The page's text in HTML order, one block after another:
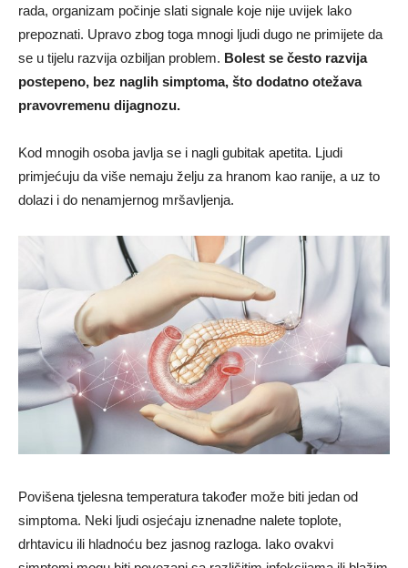
rada, organizam počinje slati signale koje nije uvijek lako
prepoznati. Upravo zbog toga mnogi ljudi dugo ne primijete da
se u tijelu razvija ozbiljan problem. Bolest se često razvija
postepeno, bez naglih simptoma, što dodatno otežava
pravovremenu dijagnozu.
Kod mnogih osoba javlja se i nagli gubitak apetita. Ljudi
primjećuju da više nemaju želju za hranom kao ranije, a uz to
dolazi i do nenamjernog mršavljenja.
Povišena tjelesna temperatura također može biti jedan od
simptoma. Neki ljudi osjećaju iznenadne nalete toplote,
drhtavicu ili hladnoću bez jasnog razloga. Iako ovakvi